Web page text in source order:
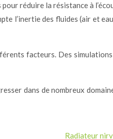
réduire la résistance à
l’inertie des fluides (air et
facteurs. Des
dans de nombreux
Radiateur